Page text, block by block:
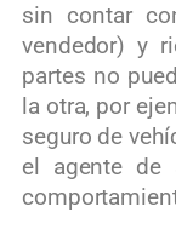
sin contar
vendedor) y
partes no
la otra, por
seguro de
el agente de